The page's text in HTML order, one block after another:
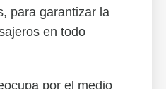
para garantizar la
en todo
por el medio